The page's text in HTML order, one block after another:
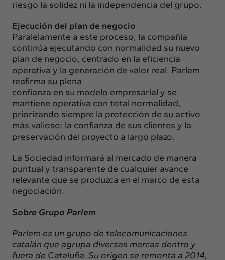
riesgo la solidez ni la independencia del grupo.
Ejecución del plan de negocio
Paralelamente a este proceso, la compañía
continúa ejecutando con normalidad su nuevo
plan de negocio, centrado en la eficiencia
operativa y la generación de valor real. Parlem
reafirma su plena
confianza en su modelo empresarial y se
mantiene operativa con total normalidad,
priorizando siempre la protección de su activo
más valioso: la confianza de sus clientes y la
preservación del proyecto a largo plazo.
La Sociedad informará al mercado de manera
puntual y transparente de cualquier avance
relevante que se produzca en el marco de esta
negociación.
Sobre Grupo Parlem
Parlem es un grupo de telecomunicaciones
catalán que agrupa diversas marcas dentro y
fuera de Cataluña. Su origen se remonta a 2014,